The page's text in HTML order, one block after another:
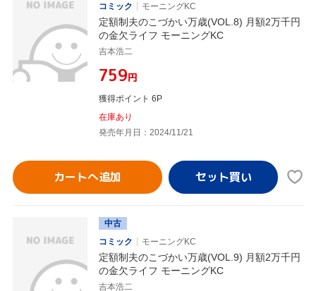
コミック
モーニングKC
定額制夫のこづかい万歳(VOL.8) 月額2万千円
の金欠ライフ モーニングKC
吉本浩二
¥759円
獲得ポイント 6P
在庫あり
発売年月日：2024/11/21
カートへ追加
中古
コミック
モーニングKC
定額制夫のこづかい万歳(VOL.9) 月額2万千円
の金欠ライフ モーニングKC
吉本浩二